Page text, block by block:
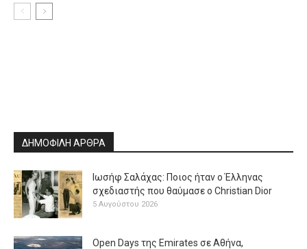
ΔΗΜΟΦΙΛΗ ΑΡΘΡΑ
Ιωσήφ Σαλάχας: Ποιος ήταν ο Έλληνας
σχεδιαστής που θαύμασε ο Christian Dior
5 Αυγούστου 2026
Open Days της Emirates σε Αθήνα,